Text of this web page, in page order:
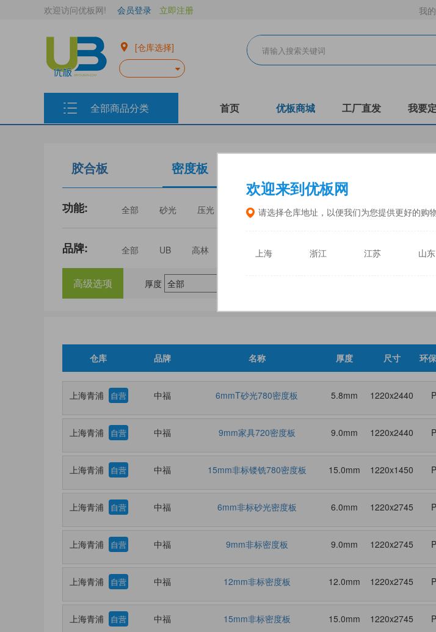
欢迎来到优板网
请选择仓库地址，以便我们为您提供更好的购
上海 浙江 江苏 山东
欢迎访问优板网! 会员登录 立即注册 我
[仓库选择]
全部商品分类 首页 优板商城 工厂直发 我要
胶合板 密度板
功能: 全部 砂光 压光 家具 门板 镂铣 非标 阻燃B1-C
品牌: 全部 UB 高林 中福 佳诺威 佳诺威薄板 永林
三威
建瓯福人
高级选项 厚度
仓库 品牌 名称 厚度 尺寸 环
上海青浦 自营 中福 6mmT砂光780密度板 5.8mm 1220x2440
上海青浦 自营 中福 9mm家具720密度板 9.0mm 1220x2440
上海青浦 自营 中福 15mm非标镂铣780密度板 15.0mm 1220x1450
上海青浦 自营 中福 6mm非标砂光密度板 6.0mm 1220x2745
上海青浦 自营 中福 9mm非标密度板 9.0mm 1220x2745
上海青浦 自营 中福 12mm非标密度板 12.0mm 1220x2745
上海青浦 自营 中福 15mm非标密度板 15.0mm 1220x2745